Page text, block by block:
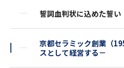
誓詞血判状に込めた誓い
京都セラミック創業（
スとして経営する－